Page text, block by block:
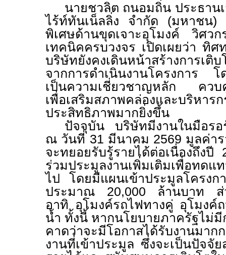
นายชวลิต ถนอมถิ่น ประธาน
ไร้ท์ทันเน็ลลิ่ง จำกัด (มหาช
พิเศษด้านขุดเจาะอุโมงค์ วิศ
เทคนิคครบวงจร เปิดเผยว่า ทิ
บริษัทยังคงเดินหน้าสร้างการเติ
จากการดำเนินงานโครงการ โ
เป็นความเชี่ยวชาญหลัก ควบคู่
เพื่อเสริมสภาพคล่องและบริหาร
ประสิทธิภาพมากยิ่งขึ้น
ปัจจุบัน บริษัทมีงานในมือร
ณ วันที่ 31 มีนาคม 2569 มูลค่า
จะทยอยรับรู้รายได้ต่อเนื่องถึงปี
ร่วมประมูลงานเพิ่มเติมเพื่อทดแ
ไป โดยมีแผนเข้าประมูลโครง
ประมาณ 20,000 ล้านบาท ส่
อาทิ อุโมงค์รถไฟทางคู่ อุโมงค์
น้ำ ทั้งนี้ หากนโยบายภาครัฐไม่
คาดว่าจะมีโอกาสได้รับงานมา
งานที่เข้าประมูล ซึ่งจะเป็นปัจจั